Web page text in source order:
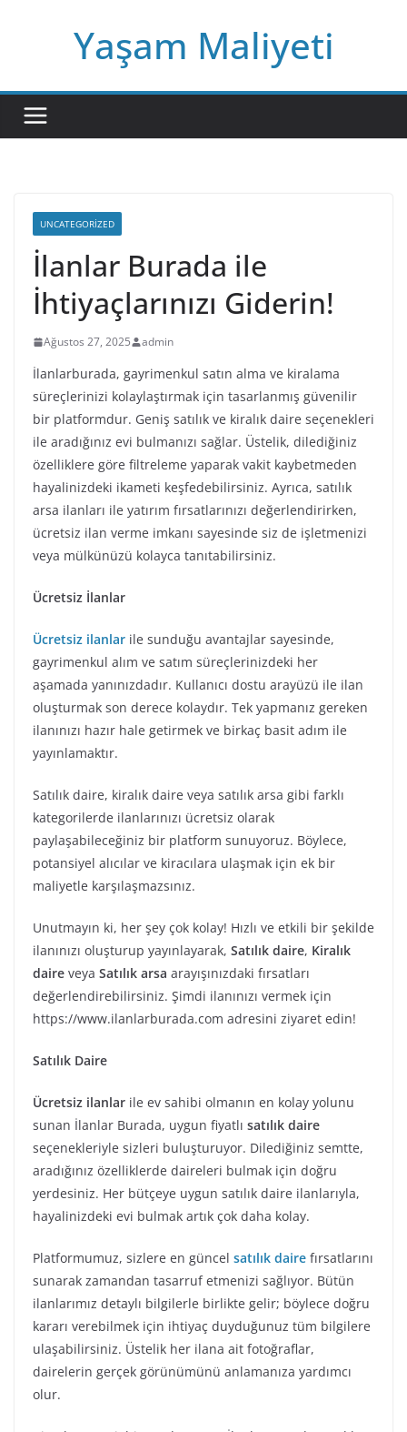
Yaşam Maliyeti
UNCATEGORIZED
İlanlar Burada ile
İhtiyaçlarınızı Giderin!
Ağustos 27, 2025 admin
İlanlarburada, gayrimenkul satın alma ve kiralama
süreçlerinizi kolaylaştırmak için tasarlanmış güvenilir
bir platformdur. Geniş satılık ve kiralık daire seçenekleri
ile aradığınız evi bulmanızı sağlar. Üstelik, dilediğiniz
özelliklere göre filtreleme yaparak vakit kaybetmeden
hayalinizdeki ikameti keşfedebilirsiniz. Ayrıca, satılık
arsa ilanları ile yatırım fırsatlarınızı değerlendirirken,
ücretsiz ilan verme imkanı sayesinde siz de işletmenizi
veya mülkünüzü kolayca tanıtabilirsiniz.
Ücretsiz İlanlar
Ücretsiz ilanlar ile sunduğu avantajlar sayesinde,
gayrimenkul alım ve satım süreçlerinizdeki her
aşamada yanınızdadır. Kullanıcı dostu arayüzü ile ilan
oluşturmak son derece kolaydır. Tek yapmanız gereken
ilanınızı hazır hale getirmek ve birkaç basit adım ile
yayınlamaktır.
Satılık daire, kiralık daire veya satılık arsa gibi farklı
kategorilerde ilanlarınızı ücretsiz olarak
paylaşabileceğiniz bir platform sunuyoruz. Böylece,
potansiyel alıcılar ve kiracılara ulaşmak için ek bir
maliyetle karşılaşmazsınız.
Unutmayın ki, her şey çok kolay! Hızlı ve etkili bir şekilde
ilanınızı oluşturup yayınlayarak, Satılık daire, Kiralık
daire veya Satılık arsa arayışınızdaki fırsatları
değerlendirebilirsiniz. Şimdi ilanınızı vermek için
https://www.ilanlarburada.com adresini ziyaret edin!
Satılık Daire
Ücretsiz ilanlar ile ev sahibi olmanın en kolay yolunu
sunan İlanlar Burada, uygun fiyatlı satılık daire
seçenekleriyle sizleri buluşturuyor. Dilediğiniz semtte,
aradığınız özelliklerde daireleri bulmak için doğru
yerdesiniz. Her bütçeye uygun satılık daire ilanlarıyla,
hayalinizdeki evi bulmak artık çok daha kolay.
Platformumuz, sizlere en güncel satılık daire fırsatlarını
sunarak zamandan tasarruf etmenizi sağlıyor. Bütün
ilanlarımız detaylı bilgilerle birlikte gelir; böylece doğru
kararı verebilmek için ihtiyaç duyduğunuz tüm bilgilere
ulaşabilirsiniz. Üstelik her ilana ait fotoğraflar,
dairelerin gerçek görünümünü anlamanıza yardımcı
olur.